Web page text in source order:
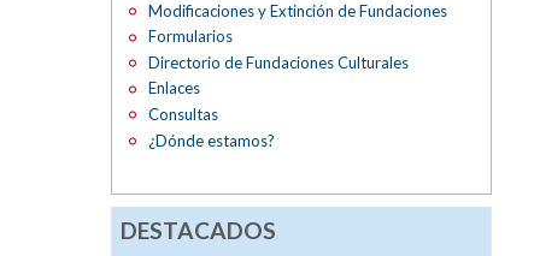
Modificaciones y Extinción de Fundaciones
Formularios
Directorio de Fundaciones Culturales
Enlaces
Consultas
¿Dónde estamos?
DESTACADOS